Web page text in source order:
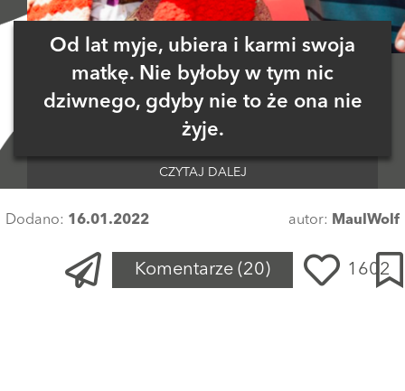
Od lat myje, ubiera i karmi swoja
matkę. Nie byłoby w tym nic
dziwnego, gdyby nie to że ona nie
żyje.
CZYTAJ DALEJ
Dodano: 16.01.2022 autor: MaulWolf
Komentarze (20) 1602